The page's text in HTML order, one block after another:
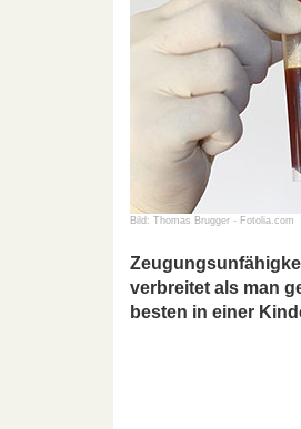
Bild: Thomas Brugger - Fotolia.com
verbreitet als man
besten in einer